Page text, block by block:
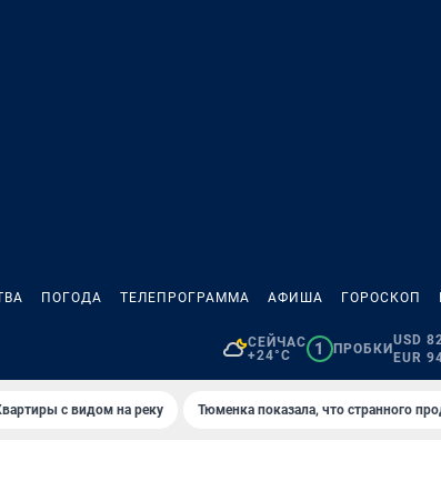
ПОГОДА ТЕЛЕПРОГРАММА АФИША ГОРОСКОП
СЕЙЧАС
+24°C
1 ПРОБКИ
USD
EUR
с видом на реку Тюменка показала, что странного